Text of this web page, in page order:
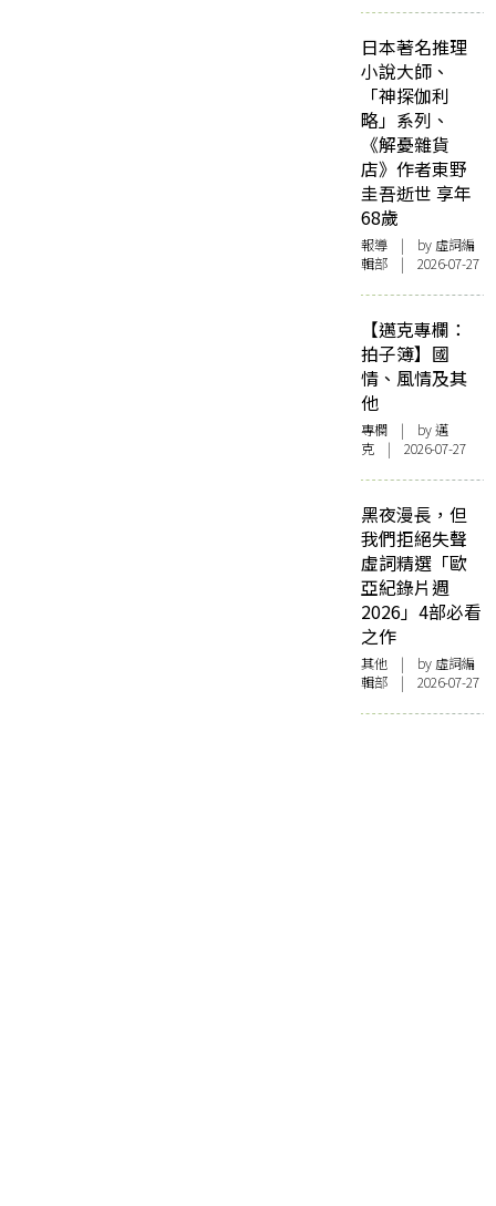
日本著名推理
小說大師、
「神探伽利
略」系列、
《解憂雜貨
店》作者東野
圭吾逝世 享年
68歲
報導 | by 虛詞編
輯部 | 2026-07-27
【邁克專欄：
拍子簿】國
情、風情及其
他
專欄 | by邁
克 | 2026-07-27
黑夜漫長，但
我們拒絕失聲
虛詞精選「歐
亞紀錄片週
2026」4部必看
之作
其他 | by 虛詞編
輯部 | 2026-07-27